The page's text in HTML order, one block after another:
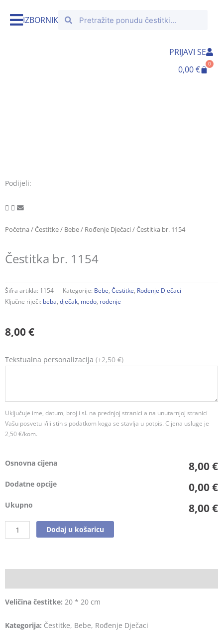
IZBORNIKSearchSearch
PRIJAVI SE
0,00€
0
Cart
Podijeli:
Početna /Čestitke/ Bebe/ Rođenje Dječaci/ Čestitka br. 1154
Čestitka br. 1154
Šifra artikla: 1154 Kategorije: Bebe, Čestitke, Rođenje Dječaci
Ključne riječi: beba, dječak, medo, rođenje
8,00€
Tekstualna personalizacija (+2,50 €)
Uključuje ime, datum, broj i sl. na prednjoj stranici a na unutarnjoj stranici
Vašu posvetu i/ili stih s podatkom koga se stavlja u potpis. Cijena usluge je
2,50 €/kom.
Osnovna cijena 8,00 €
Dodatne opcije 0,00 €
Ukupno 8,00 €
Čestitka
Dodaj u košaricu
Veličina čestitke: 20 * 20 cm
Kategorija: Čestitke, Bebe, Rođenje Dječaci